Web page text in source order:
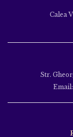
Calea
Str.